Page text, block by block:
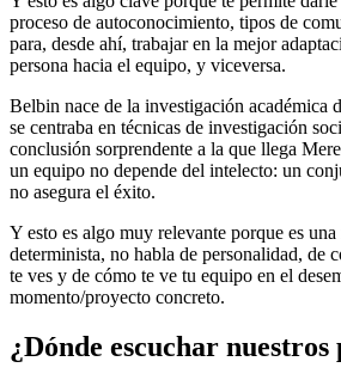
proceso de autoconocimiento, tipos de
para, desde ahí, trabajar en la mejor
persona hacia el equipo, y viceversa.
Belbin nace de la investigación académica
se centraba en técnicas de investigación
conclusión sorprendente a la que llega
un equipo no depende del intelecto: un
no asegura el éxito.
Y esto es algo muy relevante porque es
determinista, no habla de personalidad, de
te ves y de cómo te ve tu equipo en el
momento/proyecto concreto.
¿Dónde escuchar nuestros